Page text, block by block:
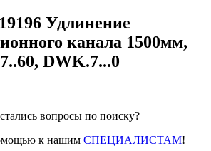
Удлинение
канала 1500мм,
DWK.7...0
вопросы по поиску?
к нашим СПЕЦИАЛИСТАМ!